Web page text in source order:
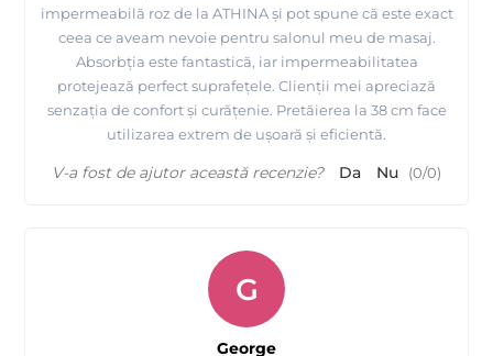
impermeabilă roz de la ATHINA și pot spune că este exact
ceea ce aveam nevoie pentru salonul meu de masaj.
Absorbția este fantastică, iar impermeabilitatea
protejează perfect suprafețele. Clienții mei apreciază
senzația de confort și curățenie. Pretăierea la 38 cm face
utilizarea extrem de ușoară și eficientă.
V-a fost de ajutor această recenzie? Da Nu (0/0)
G
George